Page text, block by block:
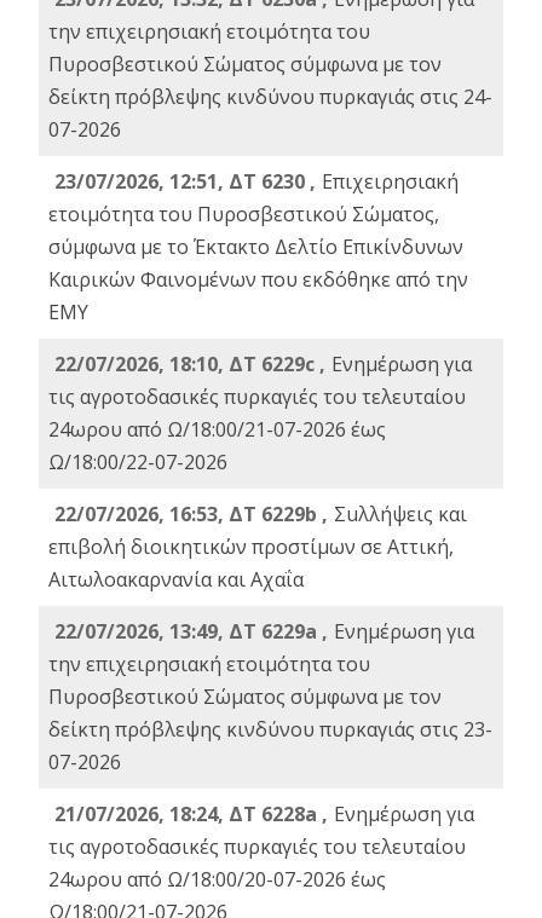
την επιχειρησιακή ετοιμότητα του
Πυροσβεστικού Σώματος σύμφωνα με τον
δείκτη πρόβλεψης κινδύνου πυρκαγιάς στις 24-
07-2026
23/07/2026, 12:51, ΔΤ 6230 , Επιχειρησιακή
ετοιμότητα του Πυροσβεστικού Σώματος,
σύμφωνα με το Έκτακτο Δελτίο Επικίνδυνων
Καιρικών Φαινομένων που εκδόθηκε από την
ΕΜΥ
22/07/2026, 18:10, ΔΤ 6229c , Ενημέρωση για
τις αγροτοδασικές πυρκαγιές του τελευταίου
24ωρου από Ω/18:00/21-07-2026 έως
Ω/18:00/22-07-2026
22/07/2026, 16:53, ΔΤ 6229b , Σuλλήψεις και
επιβολή διοικητικών προστίμων σε Αττική,
Αιτωλοακαρνανία και Αχαΐα
22/07/2026, 13:49, ΔΤ 6229a , Ενημέρωση για
την επιχειρησιακή ετοιμότητα του
Πυροσβεστικού Σώματος σύμφωνα με τον
δείκτη πρόβλεψης κινδύνου πυρκαγιάς στις 23-
07-2026
21/07/2026, 18:24, ΔΤ 6228a , Ενημέρωση για
τις αγροτοδασικές πυρκαγιές του τελευταίου
24ωρου από Ω/18:00/20-07-2026 έως
Ω/18:00/21-07-2026